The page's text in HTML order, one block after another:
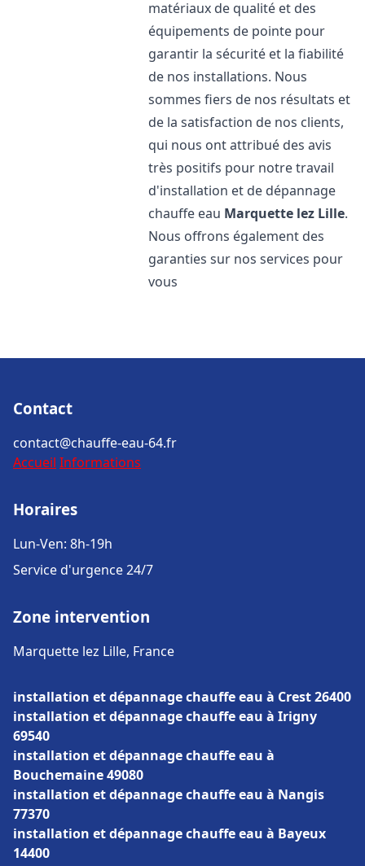
matériaux de qualité et des
équipements de pointe pour
garantir la sécurité et la fiabilité
de nos installations. Nous
sommes fiers de nos résultats et
de la satisfaction de nos clients,
qui nous ont attribué des avis
très positifs pour notre travail
d'installation et de dépannage
chauffe eau Marquette lez Lille.
Nous offrons également des
garanties sur nos services pour
vous
Contact
contact@chauffe-eau-64.fr
Accueil Informations
Horaires
Lun-Ven: 8h-19h
Service d'urgence 24/7
Zone intervention
Marquette lez Lille, France
installation et dépannage chauffe eau à Crest 26400
installation et dépannage chauffe eau à Irigny
69540
installation et dépannage chauffe eau à
Bouchemaine 49080
installation et dépannage chauffe eau à Nangis
77370
installation et dépannage chauffe eau à Bayeux
14400